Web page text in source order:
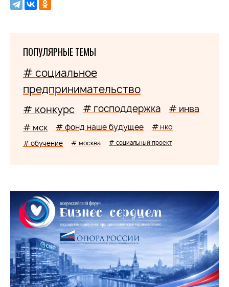
ПОПУЛЯРНЫЕ ТЕМЫ
# социальное
предпринимательство
# конкурс # господдержка # инва
# мск # фонд наше будущее # нко
# обучение # москва # социальный проект